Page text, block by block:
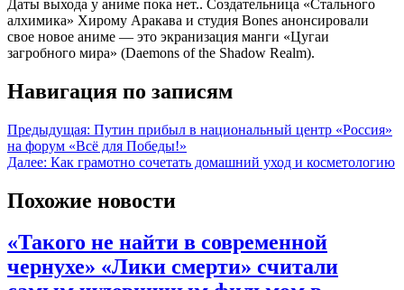
Даты выхода у аниме пока нет.. Создательница «Стального
алхимика» Хирому Аракава и студия Bones анонсировали
свое новое аниме — это экранизация манги «Цугаи
загробного мира» (Daemons of the Shadow Realm).
Навигация по записям
Предыдущая: Путин прибыл в национальный центр «Россия»
на форум «Всё для Победы!»
Далее: Как грамотно сочетать домашний уход и косметологию
Похожие новости
«Такого не найти в современной
чернухе» «Лики смерти» считали